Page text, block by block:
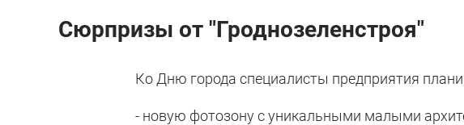
Сюрпризы от "Гроднозеленстроя"
Ко Дню города специалисты предприятия
- новую фотозону с уникальными малыми